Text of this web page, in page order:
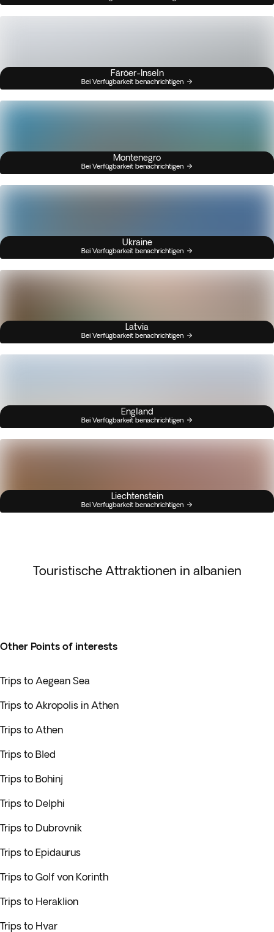
Färöer-Inseln
Bei Verfügbarkeit benachrichtigen
Montenegro
Bei Verfügbarkeit benachrichtigen
Ukraine
Bei Verfügbarkeit benachrichtigen
Latvia
Bei Verfügbarkeit benachrichtigen
England
Bei Verfügbarkeit benachrichtigen
Liechtenstein
Bei Verfügbarkeit benachrichtigen
Touristische Attraktionen in albanien
Other Points of interests
Trips to Aegean Sea
Trips to Akropolis in Athen
Trips to Athen
Trips to Bled
Trips to Bohinj
Trips to Delphi
Trips to Dubrovnik
Trips to Epidaurus
Trips to Golf von Korinth
Trips to Heraklion
Trips to Hvar